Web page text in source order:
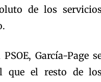
de los
García-Page
que el resto de